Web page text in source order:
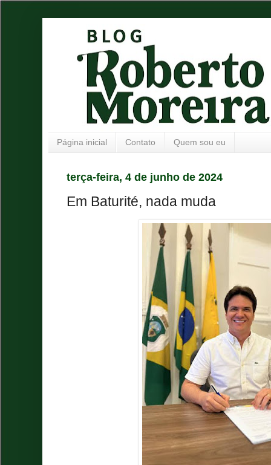
Página inicial Contato Quem sou eu
terça-feira, 4 de junho de 2024
Em Baturité, nada muda